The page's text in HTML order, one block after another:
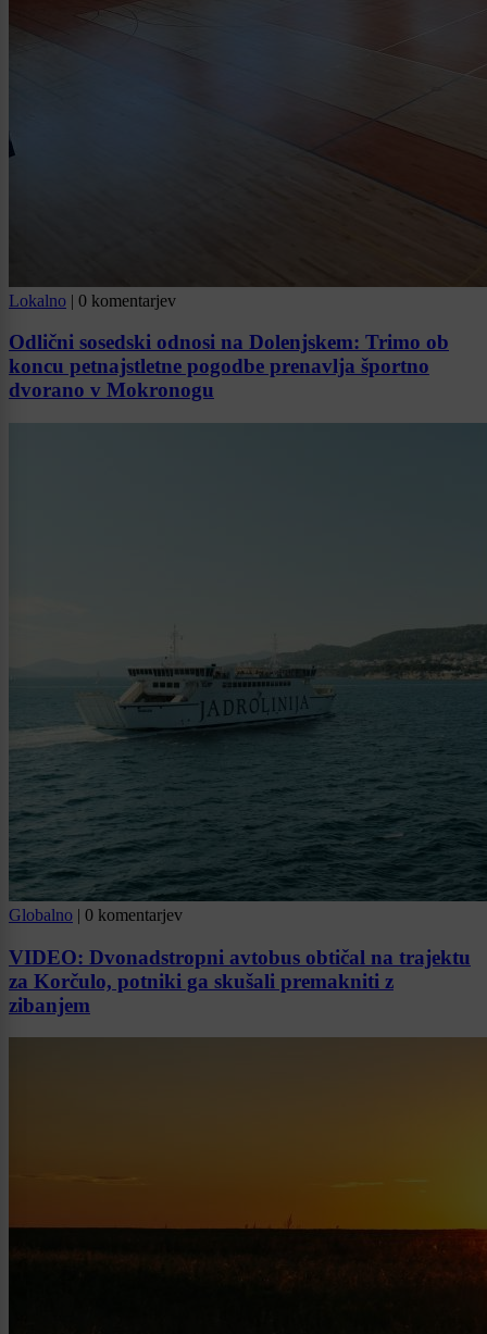
Lokalno | 0 komentarjev
Odlični sosedski odnosi na Dolenjskem: Trimo ob
koncu petnajstletne pogodbe prenavlja športno
dvorano v Mokronogu
Globalno | 0 komentarjev
VIDEO: Dvonadstropni avtobus obtičal na trajektu
za Korčulo, potniki ga skušali premakniti z
zibanjem